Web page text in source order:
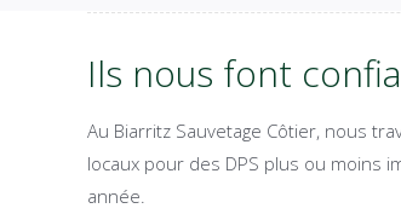
Ils nous font
Au Biarritz Sauvetage Côtier, nous
locaux pour des DPS plus ou moins
année.